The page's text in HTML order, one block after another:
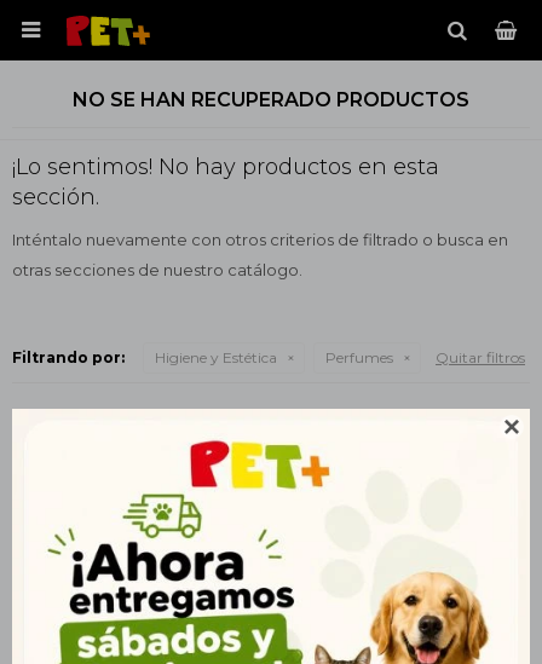


NO SE HAN RECUPERADO PRODUCTOS
¡Lo sentimos! No hay productos en esta
sección.
Inténtalo nuevamente con otros criterios de filtrado o busca en
otras secciones de nuestro catálogo.
Filtrando por: Higiene y Estética Perfumes Quitar filtros